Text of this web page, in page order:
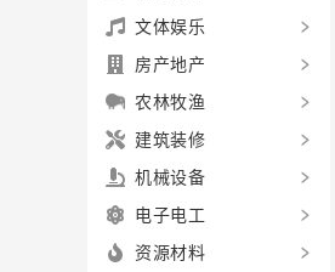
文体娱乐
房产地产
农林牧渔
建筑装修
机械设备
电子电工
资源材料